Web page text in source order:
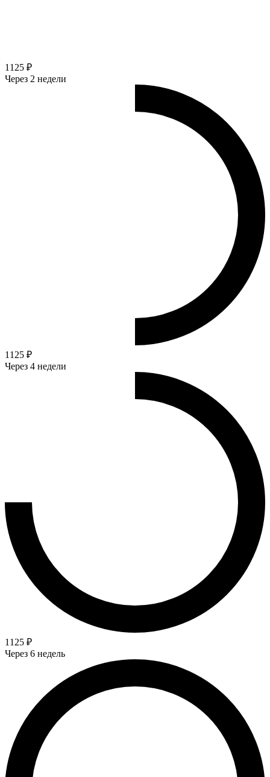
1125 ₽
Через 2 недели
1125 ₽
Через 4 недели
1125 ₽
Через 6 недель